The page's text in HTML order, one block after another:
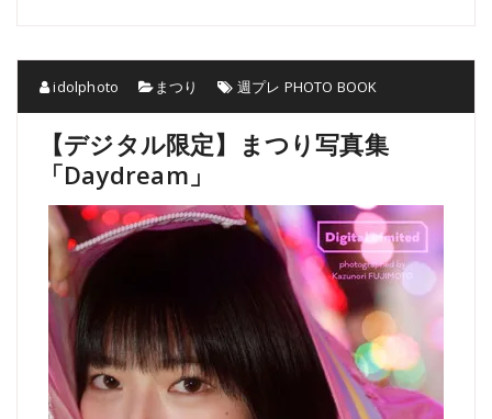
idolphoto まつり 週プレ PHOTO BOOK
【デジタル限定】まつり写真集
「Daydream」